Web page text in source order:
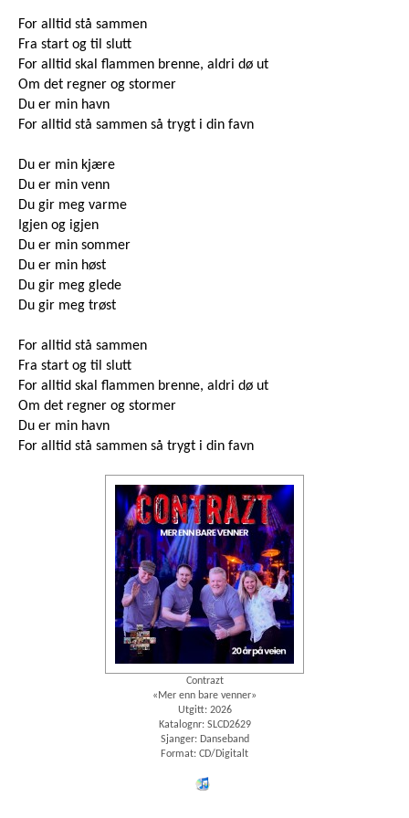
For alltid stå sammen
Fra start og til slutt
For alltid skal flammen brenne, aldri dø ut
Om det regner og stormer
Du er min havn
For alltid stå sammen så trygt i din favn
Du er min kjære
Du er min venn
Du gir meg varme
Igjen og igjen
Du er min sommer
Du er min høst
Du gir meg glede
Du gir meg trøst
For alltid stå sammen
Fra start og til slutt
For alltid skal flammen brenne, aldri dø ut
Om det regner og stormer
Du er min havn
For alltid stå sammen så trygt i din favn
Contrazt
«Mer enn bare venner»
Utgitt: 2026
Katalognr: SLCD2629
Sjanger: Danseband
Format: CD/Digitalt